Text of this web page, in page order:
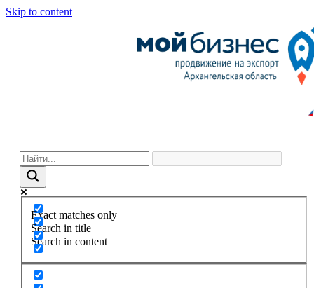
Skip to content
Exact matches only
Search in title
Search in content